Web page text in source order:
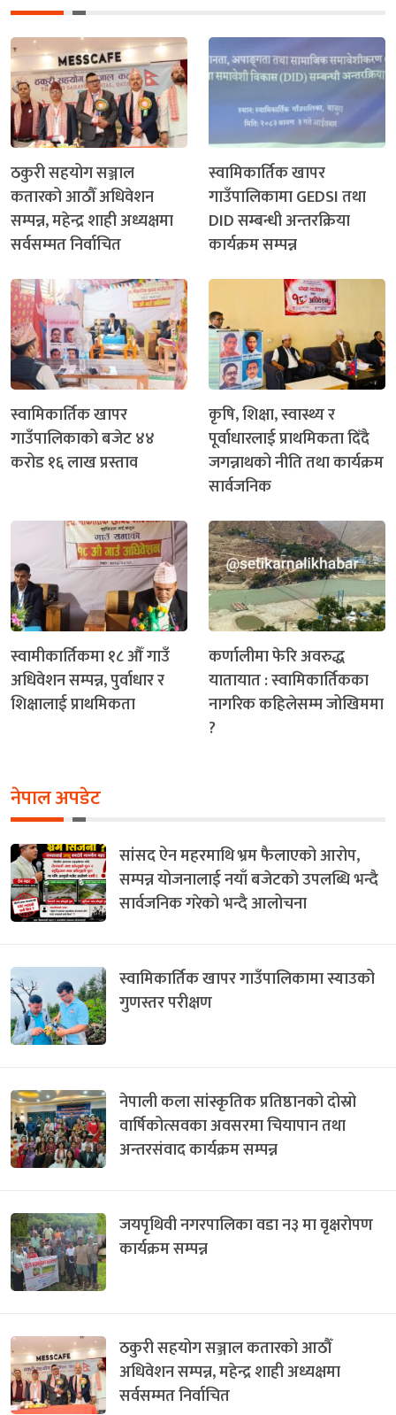
ठकुरी सहयोग सञ्जाल
कतारको आठौँ अधिवेशन
सम्पन्न, महेन्द्र शाही अध्यक्षमा
सर्वसम्मत निर्वाचित
स्वामिकार्तिक खापर
गाउँपालिकामा GEDSI तथा
DID सम्बन्धी अन्तरक्रिया
कार्यक्रम सम्पन्न
स्वामिकार्तिक खापर
गाउँपालिकाको बजेट ४४
करोड १६ लाख प्रस्ताव
कृषि, शिक्षा, स्वास्थ्य र
पूर्वाधारलाई प्राथमिकता दिँदै
जगन्नाथको नीति तथा कार्यक्रम
सार्वजनिक
स्वामीकार्तिकमा १८ औँ गाउँ
अधिवेशन सम्पन्न, पुर्वाधार र
शिक्षालाई प्राथमिकता
कर्णालीमा फेरि अवरुद्ध
यातायात : स्वामिकार्तिकका
नागरिक कहिलेसम्म जोखिममा
?
नेपाल अपडेट
सांसद ऐन महरमाथि भ्रम फैलाएको आरोप,
सम्पन्न योजनालाई नयाँ बजेटको उपलब्धि भन्दै
सार्वजनिक गरेको भन्दै आलोचना
स्वामिकार्तिक खापर गाउँपालिकामा स्याउको
गुणस्तर परीक्षण
नेपाली कला सांस्कृतिक प्रतिष्ठानको दोस्रो
वार्षिकोत्सवका अवसरमा चियापान तथा
अन्तरसंवाद कार्यक्रम सम्पन्न
जयपृथिवी नगरपालिका वडा न३ मा वृक्षरोपण
कार्यक्रम सम्पन्न
ठकुरी सहयोग सञ्जाल कतारको आठौँ
अधिवेशन सम्पन्न, महेन्द्र शाही अध्यक्षमा
सर्वसम्मत निर्वाचित